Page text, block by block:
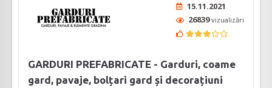
15.11.2021
26839vizualizări
GARDURI PREFABRICATE - Garduri, coame
gard, pavaje, bolțari gard și decorațiuni